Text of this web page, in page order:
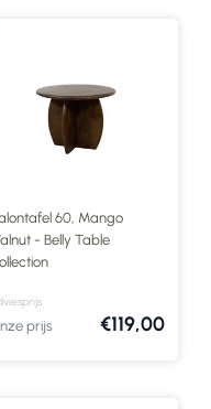
60, Mango
- Belly Table
prijs €119,00